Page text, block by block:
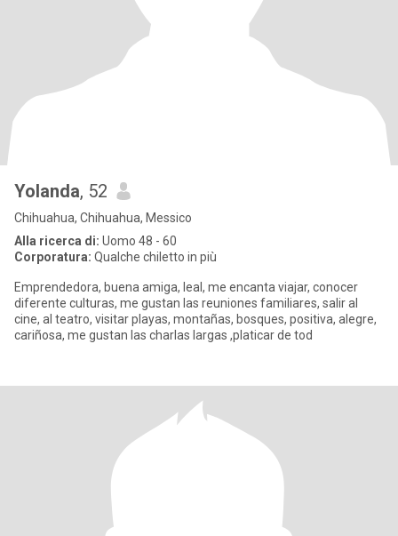
Yolanda, 52
Chihuahua, Chihuahua, Messico
Alla ricerca di: Uomo 48 - 60
Corporatura: Qualche chiletto in più
Emprendedora, buena amiga, leal, me encanta viajar, conocer
diferente culturas, me gustan las reuniones familiares, salir al
cine, al teatro, visitar playas, montañas, bosques, positiva, alegre,
cariñosa, me gustan las charlas largas ,platicar de tod